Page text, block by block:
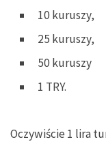
10 kuruszy,
25 kuruszy,
50 kuruszy
1 TRY.
Oczywiście 1 lira